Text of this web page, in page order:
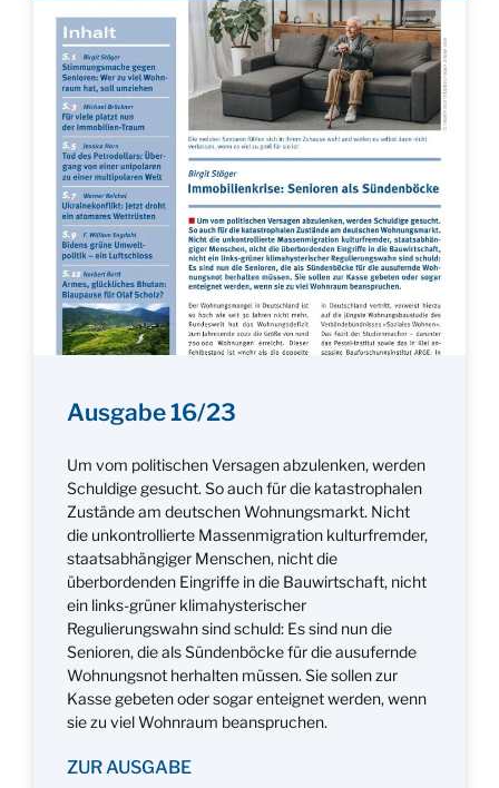
Ausgabe 16/23
Um vom politischen Versagen abzulenken, werden
Schuldige gesucht. So auch für die katastrophalen
Zustände am deutschen Wohnungsmarkt. Nicht
die unkontrollierte Massenmigration kulturfremder,
staatsabhängiger Menschen, nicht die
überbordenden Eingriffe in die Bauwirtschaft, nicht
ein links-grüner klimahysterischer
Regulierungswahn sind schuld: Es sind nun die
Senioren, die als Sündenböcke für die ausufernde
Wohnungsnot herhalten müssen. Sie sollen zur
Kasse gebeten oder sogar enteignet werden, wenn
sie zu viel Wohnraum beanspruchen.
ZUR AUSGABE